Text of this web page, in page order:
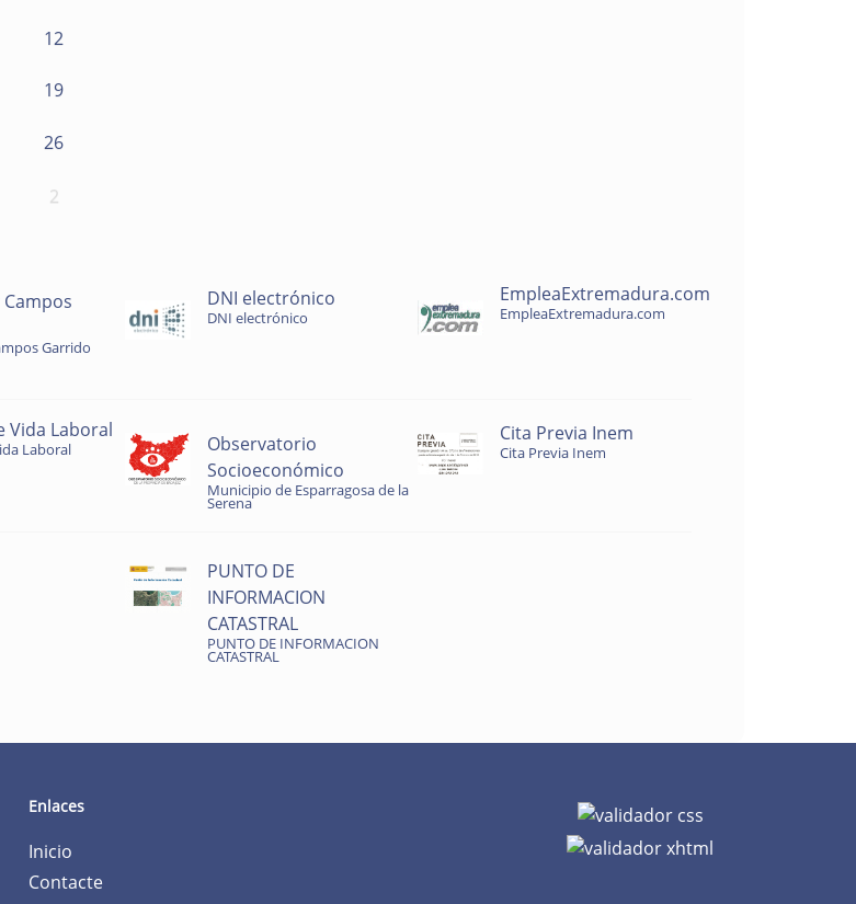
12
19
26
2
Campos
Garrido
DNI electrónico
DNI electrónico
EmpleaExtremadura.com
EmpleaExtremadura.com
Vida Laboral
Laboral
Observatorio
Socioeconómico
Municipio de Esparragosa de la
Serena
Cita Previa Inem
Cita Previa Inem
PUNTO DE
INFORMACION
CATASTRAL
PUNTO DE INFORMACION
CATASTRAL
Enlaces
Inicio
Contacte